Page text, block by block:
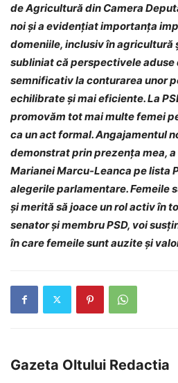
de Agricultură din Camera
noi și a evidențiat importanța
domeniile, inclusiv în agricultură
subliniat că perspectivele
semnificativ la conturarea unor
echilibrate și mai eficiente. La
promovăm tot mai multe femei
ca un act formal. Angajamentul
demonstrat prin prezența mea, a
Marianei Marcu-Leanca pe lista
alegerile parlamentare. Femeile
și merită să joace un rol activ în
senator și membru PSD, voi
în care femeile sunt auzite și
Gazeta Oltului Redactia